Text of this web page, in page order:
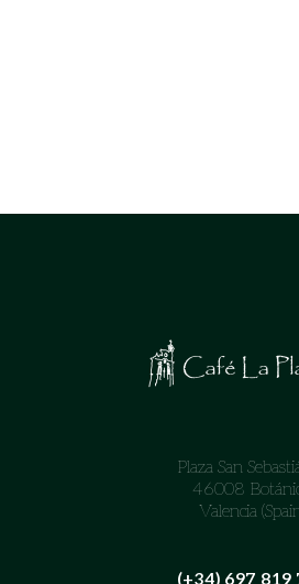
Plaza San
46008
Valencia